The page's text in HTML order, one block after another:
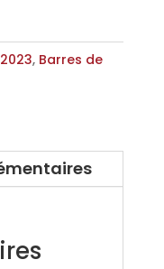
2023, Barres de